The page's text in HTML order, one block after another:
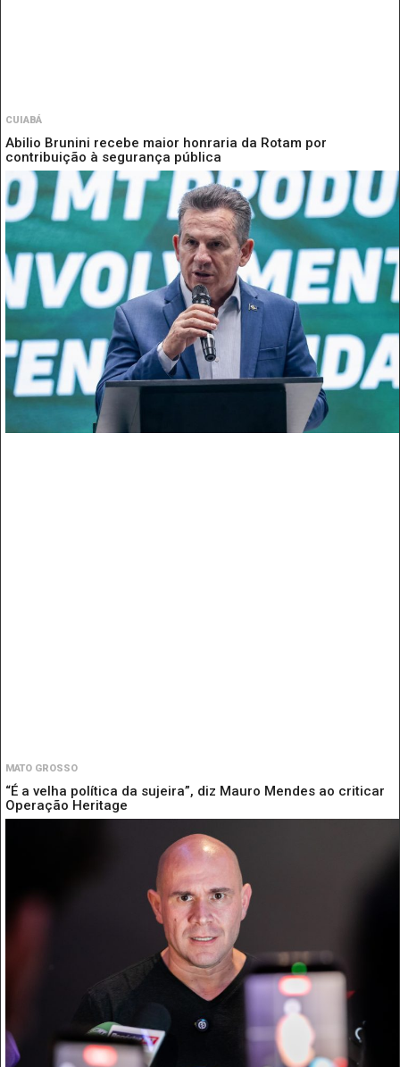
CUIABÁ
Abilio Brunini recebe maior honraria da Rotam por
contribuição à segurança pública
MATO GROSSO
“É a velha política da sujeira”, diz Mauro Mendes ao criticar
Operação Heritage